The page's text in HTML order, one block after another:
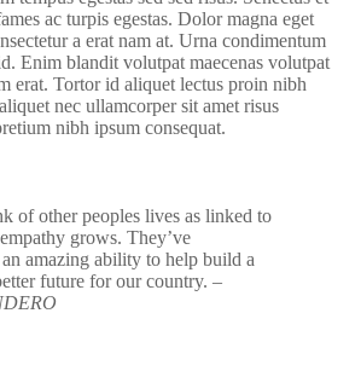
ac turpis egestas. Dolor magna eget
a erat nam at. Urna condimentum
Enim blandit volutpat maecenas volutpat
erat. Tortor id aliquet lectus proin nibh
nec ullamcorper sit amet risus
nibh ipsum consequat.
of other peoples lives as linked to
grows. They’ve
amazing ability to help build a
future for our country. –